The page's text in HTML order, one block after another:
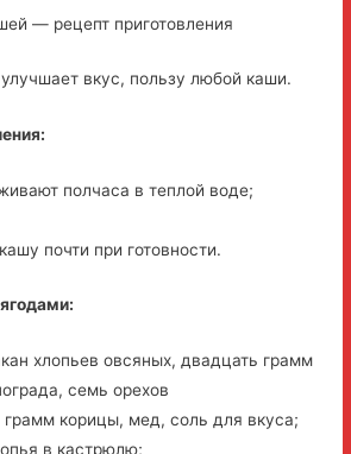
— рецепт приготовления
вкус, пользу любой каши.
полчаса в теплой воде;
почти при готовности.
хлопьев овсяных, двадцать грамм
семь орехов
грамм корицы, мед, соль для вкуса;
в кастрюлю;